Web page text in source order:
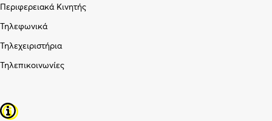
Περιφερειακά Κινητής
Τηλεφωνικά
Τηλεχειριστήρια
Τηλεπικοινωνίες